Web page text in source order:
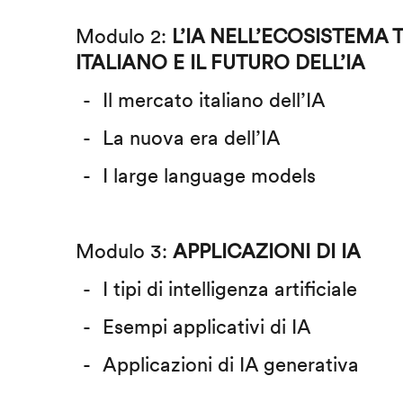
Modulo 2: L’IA
ITALIANO E IL FUTURO DELL’IA
Il mercato italiano dell’IA
La nuova era dell’IA
I large language models
Modulo 3: APPLICAZIONI DI IA
I tipi di intelligenza artificiale
Esempi applicativi di IA
Applicazioni di IA generativa